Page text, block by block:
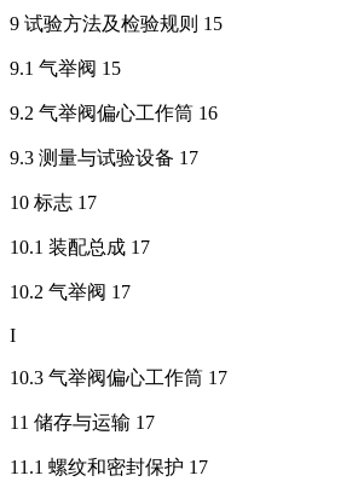
9 试验方法及检验规则 15
9.1 气举阀 15
9.2 气举阀偏心工作筒 16
9.3 测量与试验设备 17
10 标志 17
10.1 装配总成 17
10.2 气举阀 17
I
10.3 气举阀偏心工作筒 17
11 储存与运输 17
11.1 螺纹和密封保护 17